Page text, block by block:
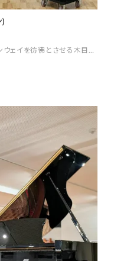
ウェイを彷彿とさせる木目ピアノ